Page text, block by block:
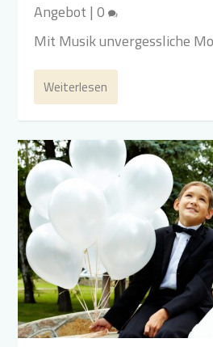
Angebot |0
Mit Musik unvergessliche
Weiterlesen